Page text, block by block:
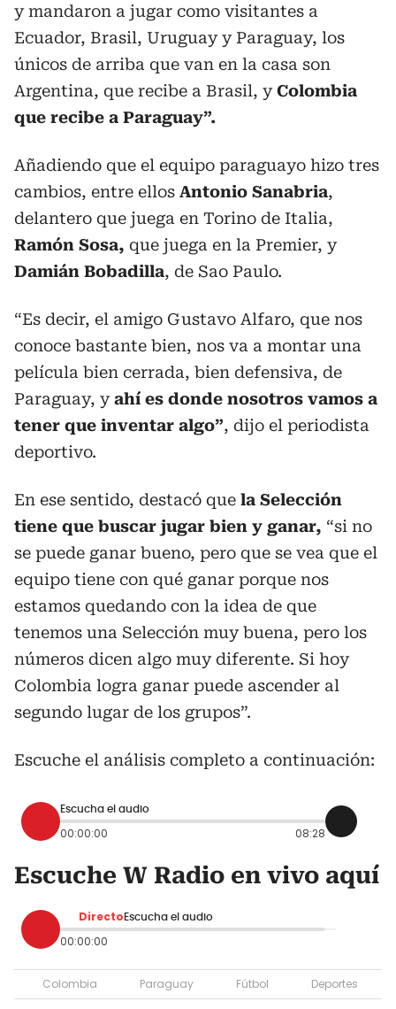
y mandaron a jugar como visitantes a
Ecuador, Brasil, Uruguay y Paraguay, los
únicos de arriba que van en la casa son
Argentina, que recibe a Brasil, yColombia
que recibe a Paraguay”.
Añadiendo que el equipo paraguayo hizo tres
cambios, entre ellos Antonio Sanabria,
delantero que juega en Torino de Italia,
Ramón Sosa, que juega en la Premier, y
Damián Bobadilla, de Sao Paulo.
“Es decir, el amigo Gustavo Alfaro, que nos
conoce bastante bien, nos va a montar una
película bien cerrada, bien defensiva, de
Paraguay, yahí es donde nosotros vamos a
tener que inventar algo”, dijo el periodista
deportivo.
En ese sentido, destacó que la Selección
tiene que buscar jugar bien y ganar, “si no
se puede ganar bueno, pero que se vea que el
equipo tiene con qué ganar porque nos
estamos quedando con la idea de que
tenemos una Selección muy buena, pero los
números dicen algo muy diferente. Si hoy
Colombia logra ganar puede ascender al
segundo lugar de los grupos”.
Escuche el análisis completo a continuación:
Escucha el audio
00:00:00 08:28
Escuche W Radio en vivo aquí
Directo Escucha el audio
00:00:00
Colombia Paraguay Fútbol Deportes